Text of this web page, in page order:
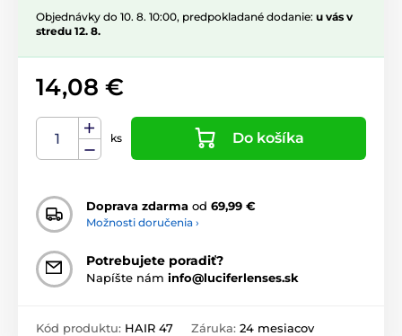
Objednávky do 10. 8. 10:00, predpokladané dodanie: u vás v
stredu 12. 8.
14,08 €
ks Do košíka
Doprava zdarma od 69,99 €
Možnosti doručenia ›
Potrebujete poradiť?
Napíšte nám info@luciferlenses.sk
Kód produktu: HAIR 47 Záruka: 24 mesiacov